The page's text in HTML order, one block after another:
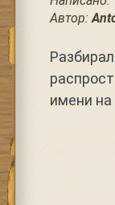
Автор:
имени на